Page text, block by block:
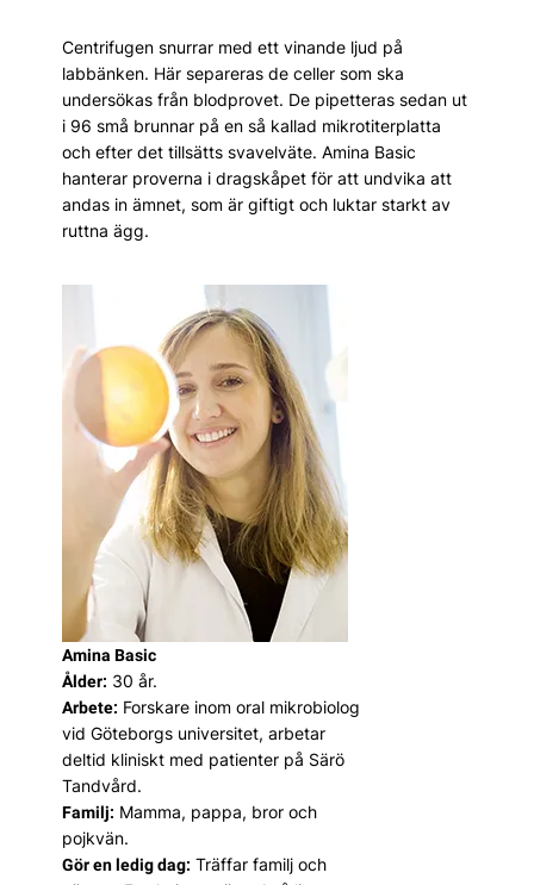
Centrifugen snurrar med ett vinande ljud på
labbänken. Här separeras de celler som ska
undersökas från blodprovet. De pipetteras sedan ut
i 96 små brunnar på en så kallad mikrotiterplatta
och efter det tillsätts svavelväte. Amina Basic
hanterar proverna i dragskåpet för att undvika att
andas in ämnet, som är giftigt och luktar starkt av
ruttna ägg.
Amina Basic
Ålder: 30 år.
Arbete: Forskare inom oral mikrobiolog
vid Göteborgs universitet, arbetar
deltid kliniskt med patienter på Särö
Tandvård.
Familj: Mamma, pappa, bror och
pojkvän.
Gör en ledig dag: Träffar familj och